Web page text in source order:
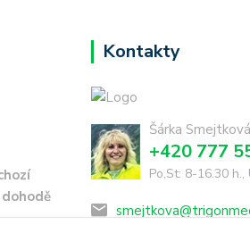
Kontakty
Šárka Smejtková
+420 777
Po,St: 8-16.30